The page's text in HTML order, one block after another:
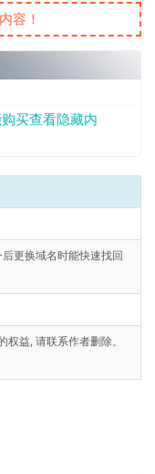
容！
买查看隐藏内
更换域名时能快速找回
益, 请联系作者删除。